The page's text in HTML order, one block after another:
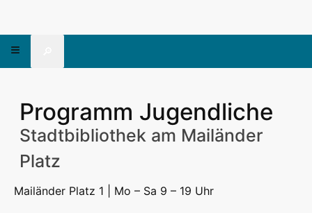
Programm Jugendliche
Stadtbibliothek am Mailänder
Platz
Mailänder Platz 1 | Mo – Sa 9 – 19 Uhr